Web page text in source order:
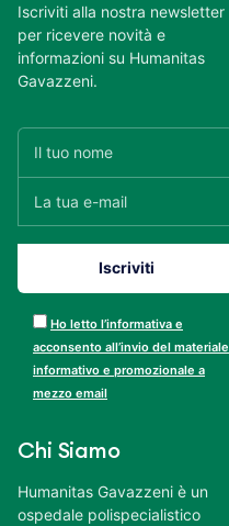
Iscriviti alla nostra newsletter
per ricevere novità e
informazioni su Humanitas
Gavazzeni.
Ho letto l’informativa e
acconsento all’invio del materiale
informativo e promozionale a
mezzo email
Chi Siamo
Humanitas Gavazzeni è un
ospedale polispecialistico